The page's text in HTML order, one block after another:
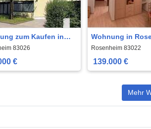
zum Kaufen in
270.000 € 70.03
83026
€
Wohnung in
Rosenheim 83022
139.000 €
Mehr